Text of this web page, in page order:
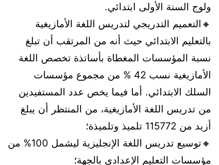
ولوج السنة الأولى ابتدائي.
🔸التعميم التدريجي لتدريس اللغة الأمازيغية
بالتعليم الابتدائي حيث أنه من المرتقب أن تبلغ
نسبة المؤسسات المغطاة بأساتذة تخصص اللغة
الأمازيغية نسب 42 % من مجموع مؤسسات
السلك الابتدائي. أما فيما يخص عدد المستفيدين
من تدريس اللغة الأمازيغية، من المنتظر أن يبلغ
أزيد من 115772 تلميذ وتلميذة؛
🔸توسيع تدريس اللغة الإنجليزية ليشمل 100% من
مؤسسات التعليم الإعدادي بالجهة؛